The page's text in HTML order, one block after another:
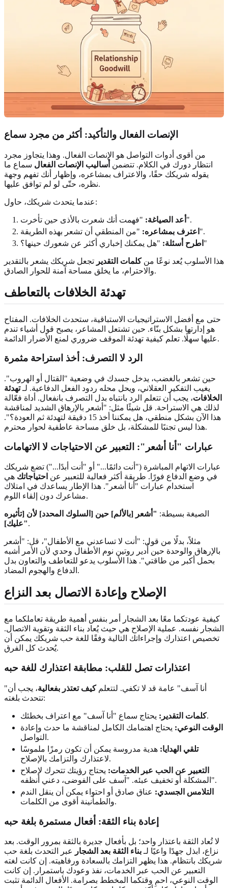
الإنصات الفعال والتأكيد: أكثر من مجرد سماع
من أقوى أدوات التواصل هو الإنصات الفعال. وهذا يتجاوز مجرد
انتظار دورك في الكلام. تتضمن أساليب الإنصات الفعال سماع ما
يقوله شريكك حقًا، والاعتراف بمشاعره، وإظهار أنك تفهم وجهة
نظره، حتّى لو لم توافق عليها.
عندما يتحدث شريكك، حاول:
أعد الصياغة: "فهمت أنك شعرت بالأذى حين تأخرت".
اعترف بمشاعره: "من المنطقي أن تشعر بهذه الطريقة".
اطرح أسئلة: "هل يمكنك إخباري أكثر عن شعورك حينها؟"
هذا الأسلوب يُعد نوعًا منكلمات التقدير تجعل شريكك يشعر بالتقدير
والاحترام، ما يخلق مساحة آمنة للحوار الصادق.
تهدئة الخلافات بالتعاطف
حتى مع أفضل الاستراتيجيات الاستباقية، ستحدث الخلافات. المفتاح
هو إدارتها بشكل بنّاء. حين تشتعل المشاعر، يصبح قول أشياء تندم
عليها سهلًا. تعلم كيفية تهدئة الموقف ضروري لمنع الأضرار الدائمة.
الرد لا التصرف: أخذ استراحة مثمرة
حين تشعر بالغضب، يدخل جسدك في وضعية "القتال أو الهروب".
يغيب التفكير العقلاني، ويحل محله ردود الفعل الدفاعية. لـتهدئة
الخلافات، يجب أن تتعلم الرد بانتباه بدل التصرف بانفعال. أداة فعّالة
لذلك هي الاستراحة. قل شيئًا مثل: "أشعر بالإرهاق الشديد لمناقشة
هذا الآن بشكل منطقي، هل يمكننا أخذ 15 دقيقة لتهدئة ثم العودة؟".
هذا ليس تجنبًا للمشكلة، بل خلق مساحة عاطفية لحوار محترم.
عبارات "أنا أشعر": التعبير عن الاحتياجات لا الاتهامات
عبارات الاتهام المباشرة ("أنت دائمًا..." أو "أنت أبدًا...") تضع شريكك
في وضع الدفاع فورًا. طريقة أكثر فعالية للتعبير عن احتياجاتك هي
استخدام عبارات "أنا أشعر". هذا الإطار يساعدك في امتلاك
مشاعرك دون إلقاء اللوم.
الصيغة بسيطة: "أشعر [بالألم] حين [السلوك المحدد] لأن [تأثيره
عليك]".
مثلاً، بدلًا من قول: "أنت لا تساعدني مع الأطفال"، قل: "أشعر
بالإرهاق والوحدة حين أُدير روتين نوم الأطفال وحدي لأن الأمر أشبه
بحمل أكبر من طاقتي". هذا الأسلوب يدعو للتعاطف والتعاون بدل
الدفاع والهجوم المضاد.
الإصلاح وإعادة الاتصال بعد النزاع
كيفية عودتكما معًا بعد الشجار أمر بنفس أهمية طريقة تعاملكما مع
الشجار نفسه. عملية الإصلاح هي حيث يُعاد بناء الثقة وتقوية الاتصال.
تخصيص اعتذارك وإجراءاتك التالية وفقًا للغة حب شريكك يمكن أن
يُحدث كل الفرق.
اعتذارات تصل للقلب: مطابقة اعتذارك للغة حبه
"أنا آسف" عامة قد لا تكفي. لتتعلمكيف تعتذر بفعالية، يجب أن
تتحدث بلغته:
كلمات التقدير:يحتاج سماع "أنا آسف" مع اعتراف بخطئك.
الوقت النوعي: يحتاج اهتمامك الكامل لمناقشة ما حدث وإعادة
التواصل.
تلقي الهدايا: هدية مدروسة يمكن أن تكون رمزًا ملموسًا
لاعتذارك والتزامك بالإصلاح.
التعبير عن الحب عبر الخدمات: يحتاج رؤيتك تتحرك لإصلاح
المشكلة أو تخفيف عبئه. "آسف على الفوضى، دعني أنظفه".
التلامس الجسدي: عناق صادق أو احتواء يمكن أن ينقل الندم
والطمأنينة أقوى من الكلمات.
إعادة بناء الثقة: أفعال مستمرة بلغة حبه
لا تُعاد الثقة باعتذار واحد؛ بل بأفعال جديرة بالثقة بمرور الوقت. بعد
نزاع، ابذل جهدًا واعيًا لـ بناء الثقة بعد الشجار
عبر التحدث بلغة حب
شريكك بانتظام. هذا يظهر التزامك بالسعادة ورفاهيته. إن كانت لغته
التعبير عن الحب عبر الخدمات، نفذ وعودك باستمرار. إن كانت
الوقت النوعي، احمِ وقتكما المخطط بصرامة. الأفعال الدائمة تثبت